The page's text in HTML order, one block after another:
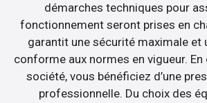
démarches techniques pour
fonctionnement seront prises en
garantit une sécurité maximale et
conforme aux normes en vigueur.
société, vous bénéficiez d’une
professionnelle. Du choix des